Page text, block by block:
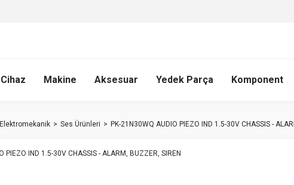
Cihaz Makine Aksesuar Yedek Parça Komponent
Elektromekanik Ses Ürünleri PK-21N30WQ AUDIO PIEZO IND 1.5-30V CHASSIS -